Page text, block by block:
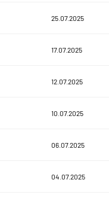
25.07.2025
17.07.2025
12.07.2025
10.07.2025
06.07.2025
04.07.2025